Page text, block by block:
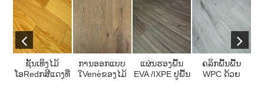
ຊັ້ນເທິງໄມ້
ໂອRedກສີແດງທີ່
ການອອກແບບ
ໃVene່ຂອງໄມ້
ແຜ່ນຮອງພື້ນ
EVA /IXPE ປູພື້ນ
ຄລິກພື້ນພື້ນ
WPC ດ້ວຍ